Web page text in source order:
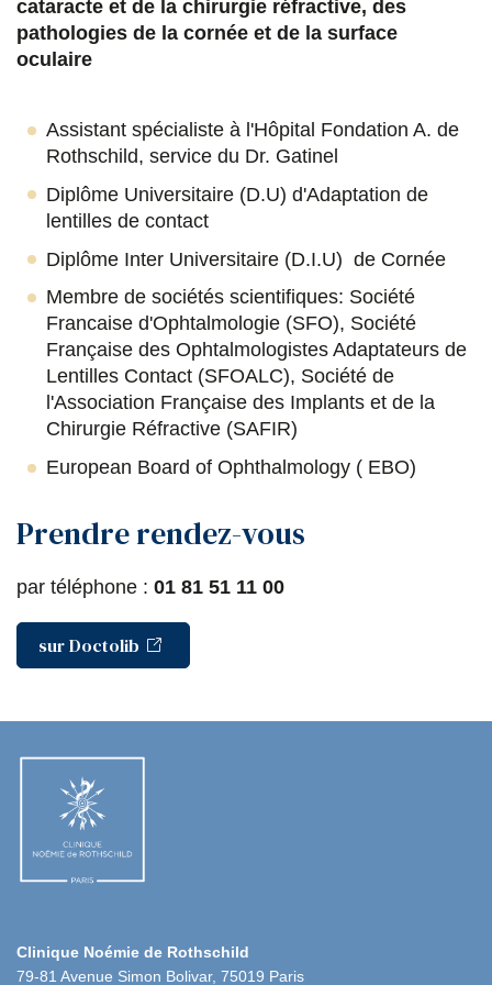
a
r
s
u
r
F
a
c
e
b
o
a
e
r
s
u
r
T
w
i
t
r
a
e
r
s
u
r
L
i
n
k
e
i
a
e
r
p
r
E
m
a
i
cataracte et de la chirurgie réfractive, des
pathologies de la cornée et de la surface
oculaire
Assistant spécialiste à l'Hôpital Fondation A. de
Rothschild, service du Dr. Gatinel
Diplôme Universitaire (D.U) d'Adaptation de
lentilles de contact
Diplôme Inter Universitaire (D.I.U) de Cornée
Membre de sociétés scientifiques: Société
Francaise d'Ophtalmologie (SFO), Société
Française des Ophtalmologistes Adaptateurs de
Lentilles Contact (SFOALC), Société de
l'Association Française des Implants et de la
Chirurgie Réfractive (SAFIR)
European Board of Ophthalmology ( EBO)
Prendre rendez-vous
par téléphone : 01 81 51 11 00
sur Doctolib
Clinique Noémie de Rothschild
79-81 Avenue Simon Bolivar, 75019 Paris